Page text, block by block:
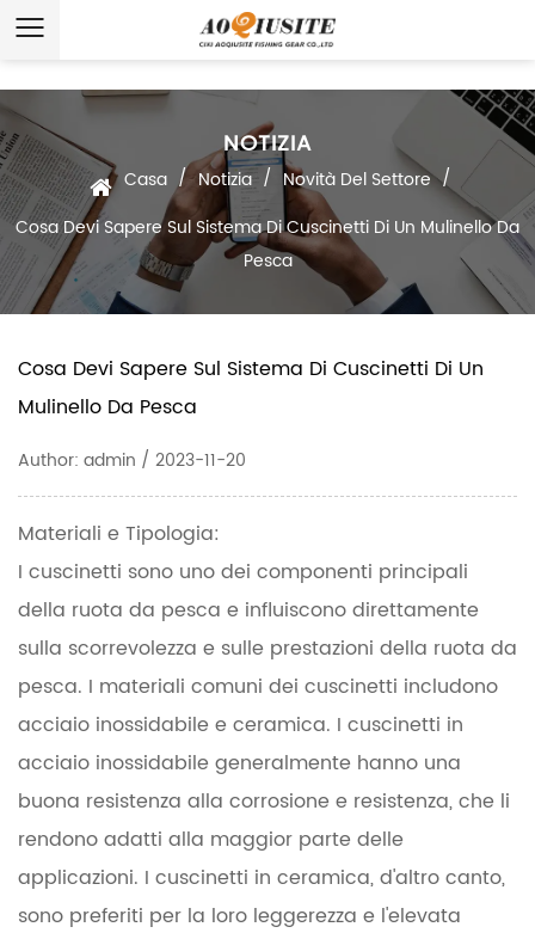
NOTIZIA
Casa / Notizia / Novità Del Settore /
Cosa Devi Sapere Sul Sistema Di Cuscinetti Di Un Mulinello Da
Pesca
Cosa Devi Sapere Sul Sistema Di Cuscinetti Di Un
Mulinello Da Pesca
Author: admin / 2023-11-20
Materiali e Tipologia:
I cuscinetti sono uno dei componenti principali
della ruota da pesca e influiscono direttamente
sulla scorrevolezza e sulle prestazioni della ruota da
pesca. I materiali comuni dei cuscinetti includono
acciaio inossidabile e ceramica. I cuscinetti in
acciaio inossidabile generalmente hanno una
buona resistenza alla corrosione e resistenza, che li
rendono adatti alla maggior parte delle
applicazioni. I cuscinetti in ceramica, d'altro canto,
sono preferiti per la loro leggerezza e l'elevata